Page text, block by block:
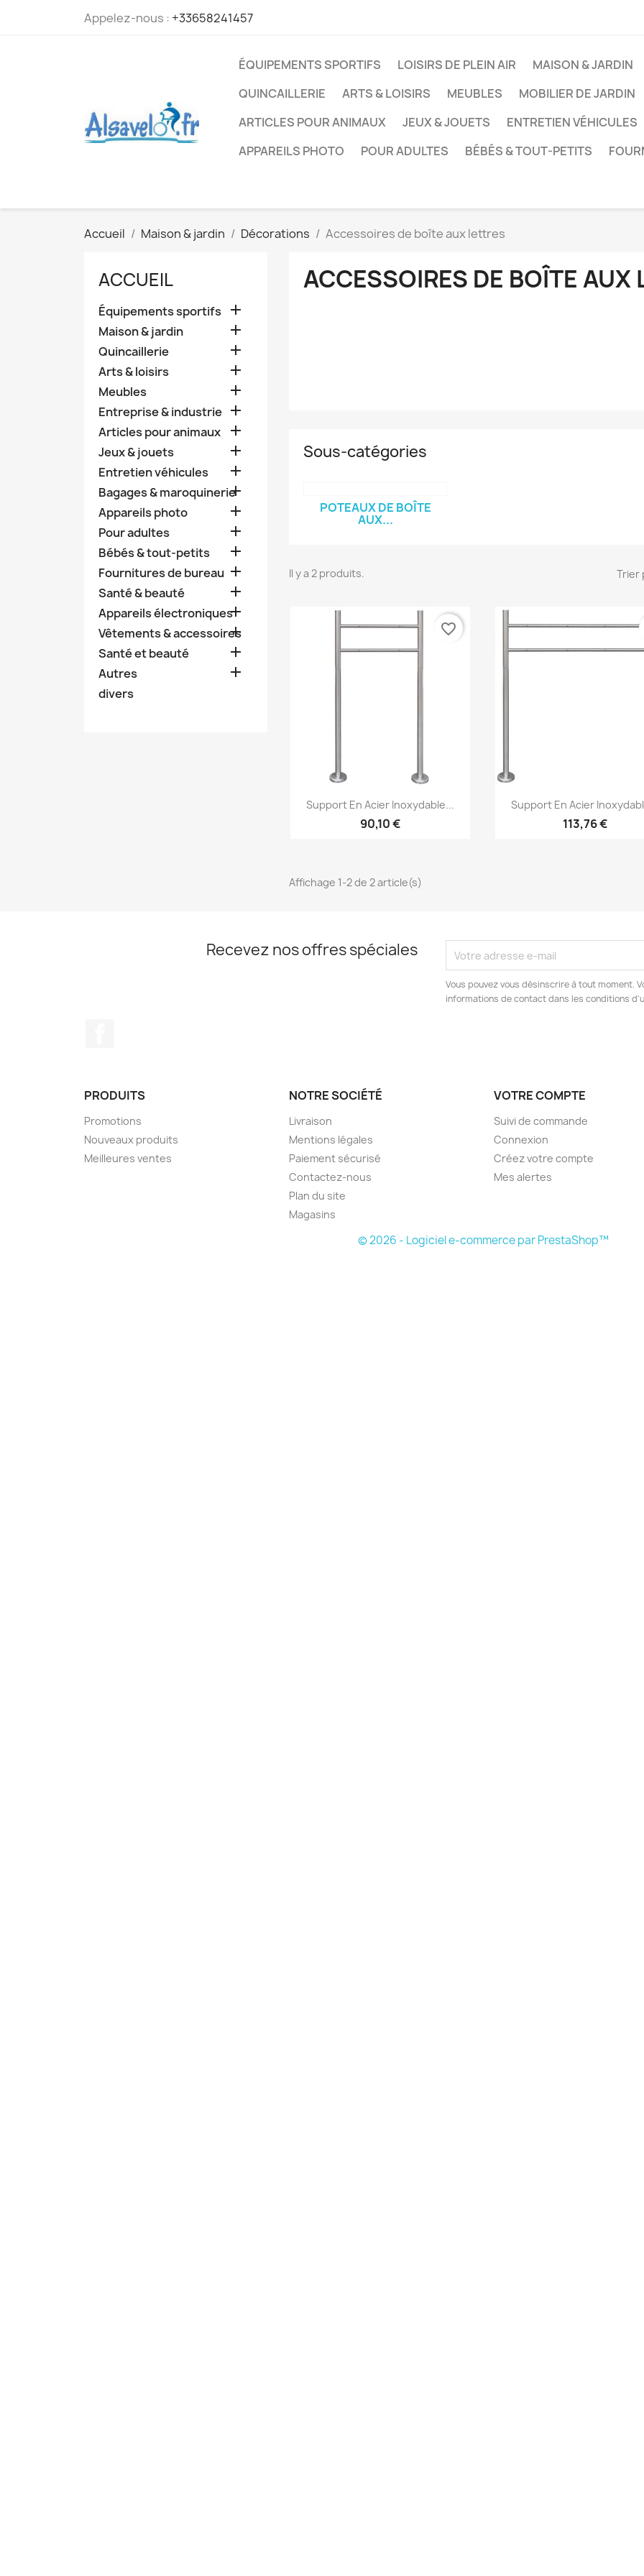
Appelez-nous : +33658241457
ÉQUIPEMENTS SPORTIFS LOISIRS DE PLEIN AIR
MAISON & JARDIN
QUINCAILLERIE
ARTS & LOISIRS MEUBLES
MOBILIER DE JARDIN
ARTICLES POUR ANIMAUX
JEUX & JOUETS
ENTRETIEN VÉHICULES
APPAREILS PHOTO
POUR ADULTES BÉBÉS & TOUT-PETITS
Accueil Maison & jardin Décorations Accessoires de boîte aux lettres
ACCUEIL
Équipements sportifs 
Maison & jardin 
Quincaillerie 
Arts & loisirs 
Meubles 
Entreprise & industrie 
Articles pour animaux 
Jeux & jouets 
Entretien véhicules 
Bagages & maroquinerie

Appareils photo 
Pour adultes 
Bébés & tout-petits 
Fournitures de bureau 
Santé & beauté 
Appareils électroniques
Vêtements & accessoires

Santé et beauté 
Autres 
divers
ACCESSOIRES DE BOÎTE AUX
Sous-catégories
POTEAUX DE BOÎTE
AUX...
Il y a 2 produits. Trier
Aperçu rapide
Support En Acier Inoxydable...
90,10 €
favorite_border
Aperçu rapide
Support En Acier
113,76 €
Affichage 1-2 de 2 article(s)
Recevez nos offres spéciales
Vous pouvez vous désinscrire à tout moment.
informations de contact dans les conditions
PRODUITS
Promotions
Nouveaux produits
Meilleures ventes
NOTRE SOCIÉTÉ
Livraison
Mentions légales
Paiement sécurisé
Contactez-nous
Plan du site
Magasins
VOTRE COMPTE
Suivi de commande
Connexion
Créez votre compte
Mes alertes
© 2026 - Logiciel e-commerce par PrestaShop™